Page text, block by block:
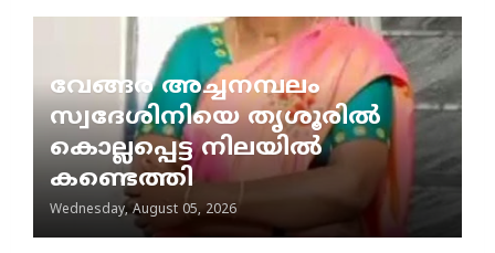
വേങ്ങര അച്ചനമ്പലം
സ്വദേശിനിയെ തൃശൂരിൽ
കൊല്ലപ്പെട്ട നിലയിൽ
കണ്ടെത്തി
Wednesday, August 05, 2026